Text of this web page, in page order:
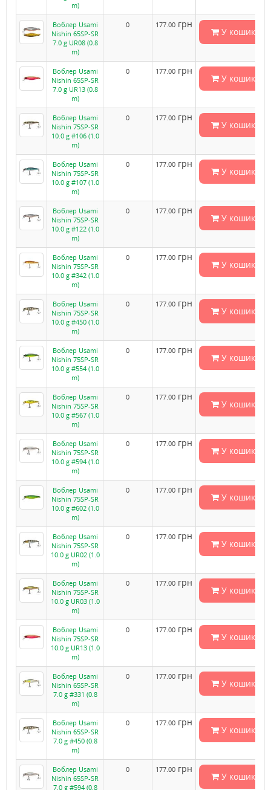
m)
Воблер Usami
Nishin 65SP-SR
7.0 g UR08 (0.8
m)
0 177.00 грн
У кошик
Воблер Usami
Nishin 65SP-SR
7.0 g UR13 (0.8
m)
0 177.00 грн
У кошик
Воблер Usami
Nishin 75SP-SR
10.0 g #106 (1.0
m)
0 177.00 грн
У кошик
Воблер Usami
Nishin 75SP-SR
10.0 g #107 (1.0
m)
0 177.00 грн
У кошик
Воблер Usami
Nishin 75SP-SR
10.0 g #122 (1.0
m)
0 177.00 грн
У кошик
Воблер Usami
Nishin 75SP-SR
10.0 g #342 (1.0
m)
0 177.00 грн
У кошик
Воблер Usami
Nishin 75SP-SR
10.0 g #450 (1.0
m)
0 177.00 грн
У кошик
Воблер Usami
Nishin 75SP-SR
10.0 g #554 (1.0
m)
0 177.00 грн
У кошик
Воблер Usami
Nishin 75SP-SR
10.0 g #567 (1.0
m)
0 177.00 грн
У кошик
Воблер Usami
Nishin 75SP-SR
10.0 g #594 (1.0
m)
0 177.00 грн
У кошик
Воблер Usami
Nishin 75SP-SR
10.0 g #602 (1.0
m)
0 177.00 грн
У кошик
Воблер Usami
Nishin 75SP-SR
10.0 g UR02 (1.0
m)
0 177.00 грн
У кошик
Воблер Usami
Nishin 75SP-SR
10.0 g UR03 (1.0
m)
0 177.00 грн
У кошик
Воблер Usami
Nishin 75SP-SR
10.0 g UR13 (1.0
m)
0 177.00 грн
У кошик
Воблер Usami
Nishin 65SP-SR
7.0 g #331 (0.8
m)
0 177.00 грн
У кошик
Воблер Usami
Nishin 65SP-SR
7.0 g #450 (0.8
m)
0 177.00 грн
У кошик
Воблер Usami
Nishin 65SP-SR
7.0 g #594 (0.8
0 177.00 грн
У кошик